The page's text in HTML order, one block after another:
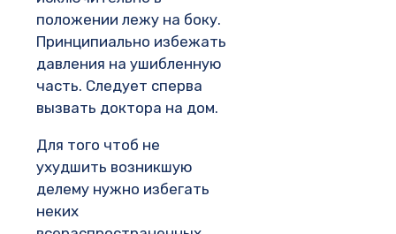
положении лежу на боку.
Принципиально избежать
давления на ушибленную
часть. Следует сперва
вызвать доктора на дом.
Для того чтоб не
ухудшить возникшую
делему нужно избегать
неких